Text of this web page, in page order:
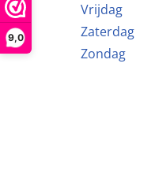
9,0
Vrijdag
Zaterdag
Zondag